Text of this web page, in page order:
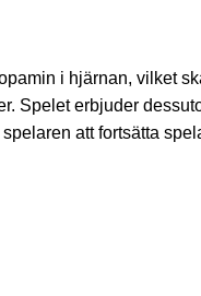
i hjärnan, vilket
Spelet erbjuder
att fortsätta